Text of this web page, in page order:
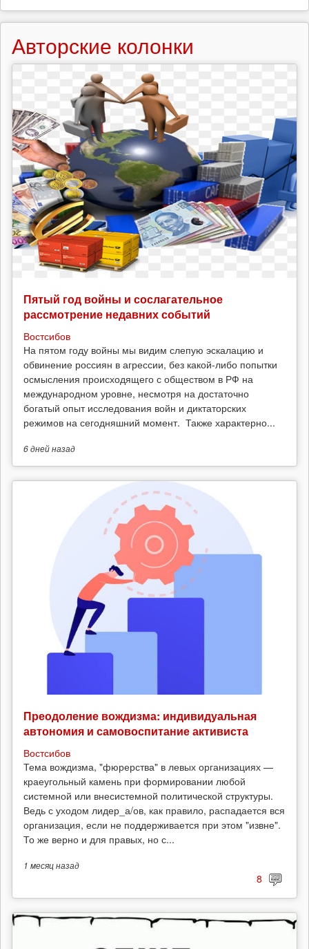
Авторские колонки
Пятый год войны и сослагательное
рассмотрение недавних событий
Востсибов
На пятом году войны мы видим слепую эскалацию и
обвинение россиян в агрессии, без какой-либо попытки
осмысления происходящего с обществом в РФ на
международном уровне, несмотря на достаточно
богатый опыт исследования войн и диктаторских
режимов на сегодняшний момент. Также характерно...
6 днейназад
Преодоление вождизма: индивидуальная
автономия и самовоспитание активиста
Востсибов
Тема вождизма, "фюрерства" в левых организациях —
краеугольный камень при формировании любой
системной или внесистемной политической структуры.
Ведь с уходом лидер_а/ов, как правило, распадается вся
организация, если не поддерживается при этом "извне".
То же верно и для правых, но с...
1 месяцназад
8